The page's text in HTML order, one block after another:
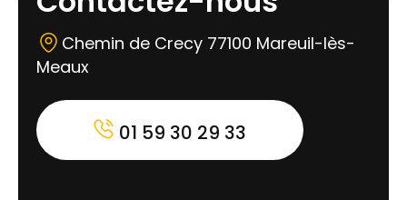
Chemin de Crecy 77100 Mareuil-lès-
Meaux
01 59 30 29 33